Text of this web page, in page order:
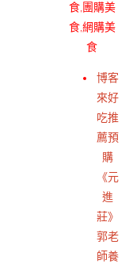
食,團購美
食,網購美
食
博客
來好
吃推
薦預
購
《元
進
莊》
郭老
師養